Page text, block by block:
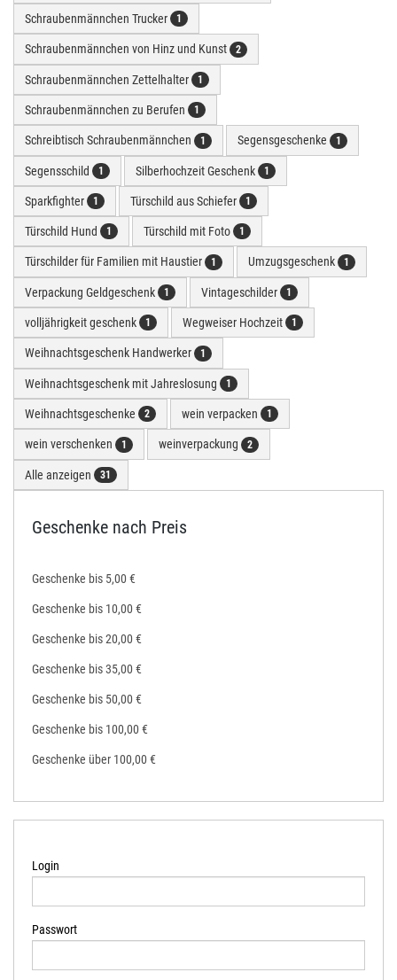
Schraubenmännchen Trucker 1
Schraubenmännchen von Hinz und Kunst 2
Schraubenmännchen Zettelhalter 1
Schraubenmännchen zu Berufen 1
Schreibtisch Schraubenmännchen 1 Segensgeschenke 1
Segensschild 1 Silberhochzeit Geschenk 1
Sparkfighter 1 Türschild aus Schiefer 1
Türschild Hund 1 Türschild mit Foto 1
Türschilder für Familien mit Haustier 1 Umzugsgeschenk 1
Verpackung Geldgeschenk 1 Vintageschilder 1
volljährigkeit geschenk 1 Wegweiser Hochzeit 1
Weihnachtsgeschenk Handwerker 1
Weihnachtsgeschenk mit Jahreslosung 1
Weihnachtsgeschenke 2 wein verpacken 1
wein verschenken 1 weinverpackung 2
Alle anzeigen 31
Geschenke nach Preis
Geschenke bis 5,00 €
Geschenke bis 10,00 €
Geschenke bis 20,00 €
Geschenke bis 35,00 €
Geschenke bis 50,00 €
Geschenke bis 100,00 €
Geschenke über 100,00 €
Login
Passwort